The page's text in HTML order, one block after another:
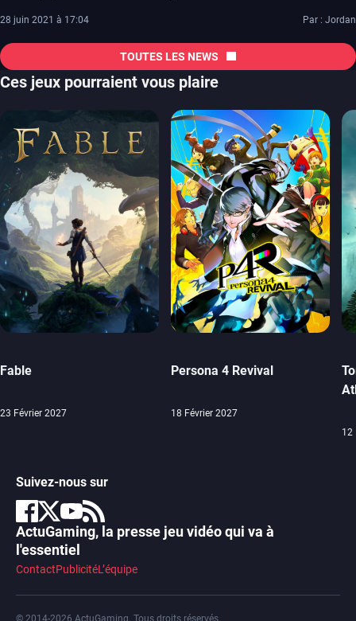
28 juin 2021 à 17:04 Par : Jordan
TOUTES LES NEWS
Ces jeux pourraient vous plaire
Fable
23 Février 2027
Persona 4 Revival
18 Février 2027
12
Suivez-nous sur
ActuGaming, la presse jeu vidéo qui va à
l'essentiel
ContactPublicitéL’équipe
© 2014-2026 ActuGaming. Tous droits réservés.